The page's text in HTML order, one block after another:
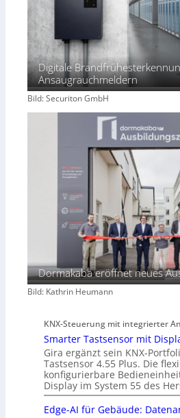
Digitale
Ansaugrauchmeldern
Bild: Securiton GmbH
Dormakaba eröffnet neues
Bild: Kathrin Heumann
KNX-Steuerung mit integrierter
Smarter Tastsensor mit
Gira ergänzt sein KNX-
Tastsensor 4.55 Plus. Die
konfigurierbare
Display im System 55 des
Edge-AI für Gebäude: